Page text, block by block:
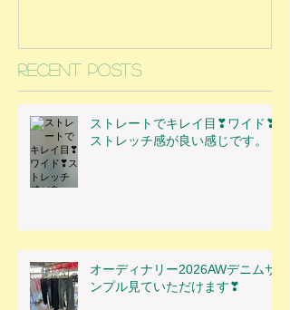
Recent Posts
ストレートでキレイ目❣ワイド❣
ストレッチ感が良い感じです。
オーディナリー2026AWデニムサ
ンプル見ていただけます❣